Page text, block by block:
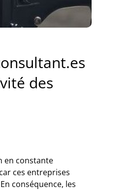
des
en constante
ces entreprises
conséquence, les